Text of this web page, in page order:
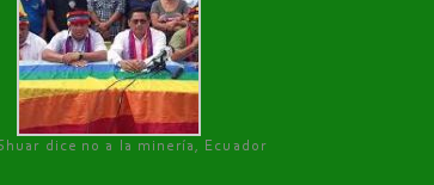
dice no a la minería, Ecuador